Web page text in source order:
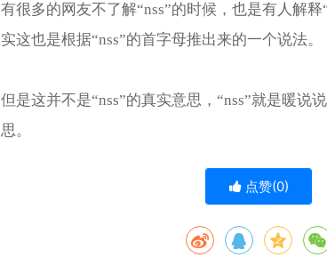
有很多的网友不了解“nss”的时候，也是有人解释
实这也是根据“nss”的首字母推出来的一个说法。
但是这并不是“nss”的真实意思，“nss”就是暖说
思。
点赞(0)